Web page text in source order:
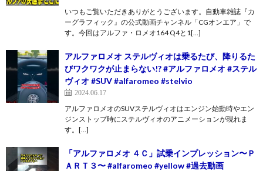
いつもご覧いただきありがとうございます。自動車雑誌『カ
ーグラフィック』の公式動画チャンネル「CGオンエア」で
す。今回はアルファ・ロメオ164 Q4と1[…]
アルファロメオ ステルヴィオは乗るたび、降りるた
びワクワクが止まらない!? #アルファロメオ #ステル
ヴィオ #SUV #alfaromeo #stelvio
2024.06.17
アルファロメオのSUVステルヴィオはエンジン始動時やエン
ジンストップ時にステルヴィオのアニメーションが現れま
す。[…]
「アルファロメオ ４Ｃ」試乗インプレッション〜Ｐ
ＡＲＴ３〜 #alfaromeo #yellow #過去動画